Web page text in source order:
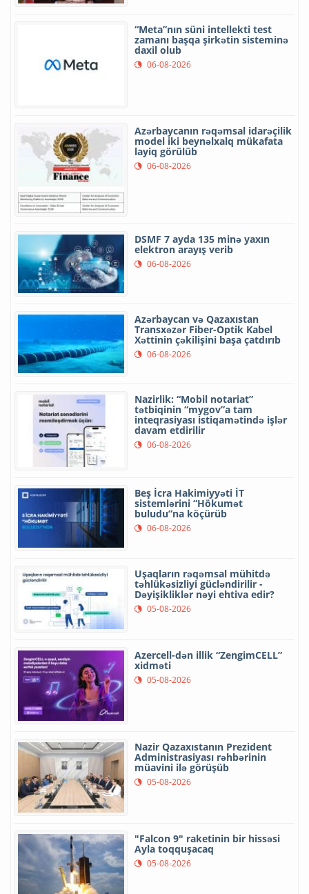
“Meta”nın süni intellekti test
zamanı başqa şirkətin sisteminə
daxil olub
06-08-2026
Azərbaycanın rəqəmsal idarəçilik
model iki beynəlxalq mükafata
layiq görülüb
06-08-2026
DSMF 7 ayda 135 minə yaxın
elektron arayış verib
06-08-2026
Azərbaycan və Qazaxıstan
Transxəzər Fiber-Optik Kabel
Xəttinin çəkilişini başa çatdırıb
06-08-2026
Nazirlik: “Mobil notariat”
tətbiqinin “mygov”a tam
inteqrasiyası istiqamətində işlər
davam etdirilir
06-08-2026
Beş İcra Hakimiyyəti İT
sistemlərini “Hökumət
buludu”na köçürüb
06-08-2026
Uşaqların rəqəmsal mühitdə
təhlükəsizliyi gücləndirilir -
Dəyişikliklər nəyi ehtiva edir?
05-08-2026
Azercell-dən illik “ZengimCELL”
xidməti
05-08-2026
Nazir Qazaxıstanın Prezident
Administrasiyası rəhbərinin
müavini ilə görüşüb
05-08-2026
"Falcon 9" raketinin bir hissəsi
Ayla toqquşacaq
05-08-2026